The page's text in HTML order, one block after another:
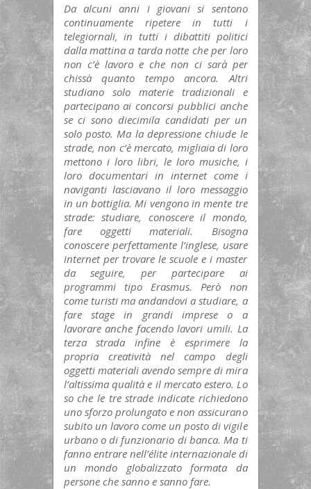
Da alcuni anni i giovani si sentono
continuamente ripetere in tutti i
telegiornali, in tutti i dibattiti politici
dalla mattina a tarda notte che per loro
non c’è lavoro e che non ci sarà per
chissà quanto tempo ancora. Altri
studiano solo materie tradizionali e
partecipano ai concorsi pubblici anche
se ci sono diecimila candidati per un
solo posto. Ma la depressione chiude le
strade, non c’è mercato, migliaia di loro
mettono i loro libri, le loro musiche, i
loro documentari in internet come i
naviganti lasciavano il loro messaggio
in un bottiglia. Mi vengono in mente tre
strade: studiare, conoscere il mondo,
fare oggetti materiali. Bisogna
conoscere perfettamente l’inglese, usare
internet per trovare le scuole e i master
da seguire, per partecipare ai
programmi tipo Erasmus. Però non
come turisti ma andandovi a studiare, a
fare stage in grandi imprese o a
lavorare anche facendo lavori umili. La
terza strada infine è esprimere la
propria creatività nel campo degli
oggetti materiali avendo sempre di mira
l’altissima qualità e il mercato estero. Lo
so che le tre strade indicate richiedono
uno sforzo prolungato e non assicurano
subito un lavoro come un posto di vigile
urbano o di funzionario di banca. Ma ti
fanno entrare nell’élite internazionale di
un mondo globalizzato formata da
persone che sanno e sanno fare.